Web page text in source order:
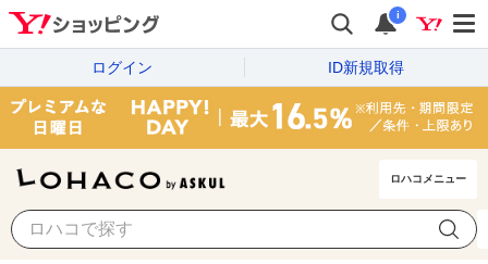
i
ログイン ID新規取得
ロハコメニュー
お酢ドリンク パッケージの種